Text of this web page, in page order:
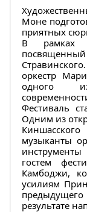
Моне
приятных
В рамках
оркестр
одного
Фестиваль
Одним из
музыканты
гостем
Камбоджи,
усилиям
результате